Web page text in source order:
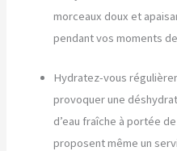
morceaux doux et
pendant vos moments
Hydratez-vous
provoquer une
d’eau fraîche à portée
proposent même un